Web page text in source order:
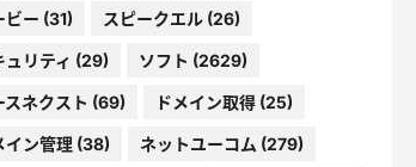
ビー (31) スピークエル(26)
ュリティ (29) ソフト (2629)
スネクスト (69) ドメイン取得(25)
イン管理(38) ネットユーコム (279)